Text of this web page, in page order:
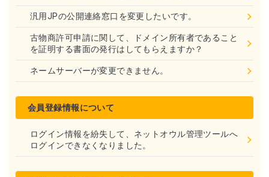
汎用JPの公開連絡窓口を変更したいです。
古物商許可申請に関して、ドメイン所有者であること
を証明する書面の発行はしてもらえますか？
ネームサーバーが変更できません。
会員登録情報について
ログイン情報を紛失して、ネットオウル管理ツールへ
ログインできなくなりました。